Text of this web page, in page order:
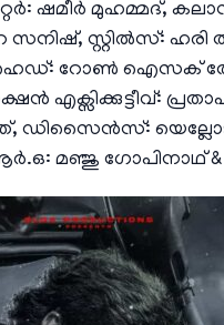
മുഹമ്മദ്,
സനിഷ്, സ്റ്റിൽസ്:
ഹെഡ്: റോൺ ഐസക്
ഡിസൈൻസ്:
മഞ്ജു